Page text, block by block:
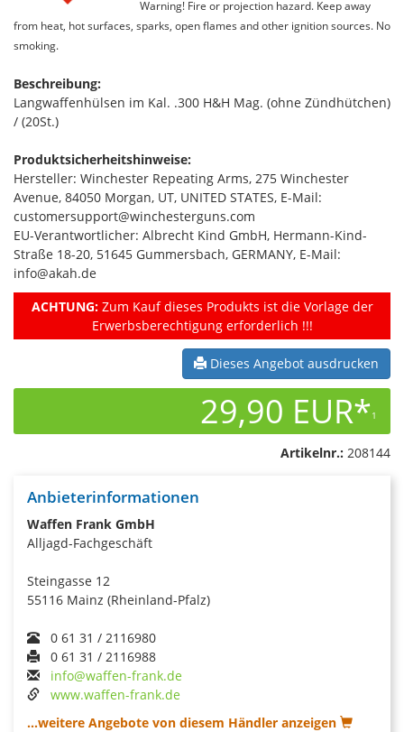
Warning! Fire or projection hazard. Keep away
from heat, hot surfaces, sparks, open flames and other ignition sources. No
smoking.
Beschreibung:
Langwaffenhülsen im Kal. .300 H&H Mag. (ohne Zündhütchen)
/ (20St.)
Produktsicherheitshinweise:
Hersteller: Winchester Repeating Arms, 275 Winchester
Avenue, 84050 Morgan, UT, UNITED STATES, E-Mail:
customersupport@winchesterguns.com
EU-Verantwortlicher: Albrecht Kind GmbH, Hermann-Kind-
Straße 18-20, 51645 Gummersbach, GERMANY, E-Mail:
info@akah.de
ACHTUNG:Zum Kauf dieses Produkts ist die Vorlage der
Erwerbsberechtigung erforderlich !!!
Dieses Angebot ausdrucken
29,90 EUR*1
Artikelnr.: 208144
Anbieterinformationen
Waffen Frank GmbH
Alljagd-Fachgeschäft
Steingasse 12
55116 Mainz (Rheinland-Pfalz)
0 61 31 / 2116980
0 61 31 / 2116988
info@waffen-frank.de
www.waffen-frank.de
...weitere Angebote von diesem Händler anzeigen